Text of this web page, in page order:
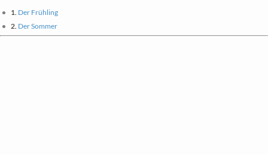
1. Der Frühling
2. Der Sommer